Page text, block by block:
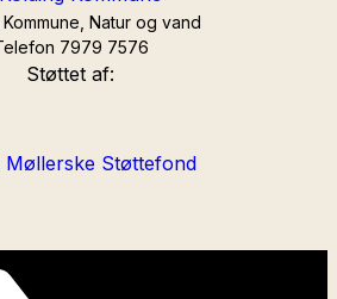
Natur og vand
7979 7576
Støttet af: